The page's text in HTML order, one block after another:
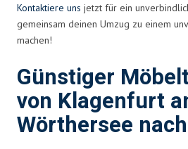
Kontaktiere uns jetzt für ein
gemeinsam deinen Umzug zu einem
machen!
Günstiger
von Klagenfurt
Wörthersee